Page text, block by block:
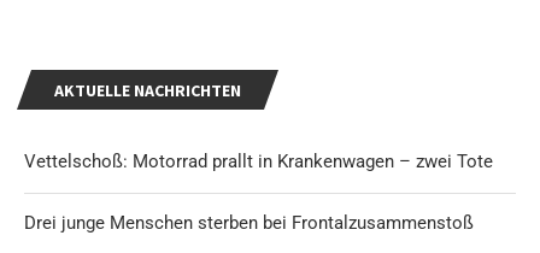
AKTUELLE NACHRICHTEN
Vettelschoß: Motorrad prallt in Krankenwagen – zwei Tote
Drei junge Menschen sterben bei Frontalzusammenstoß